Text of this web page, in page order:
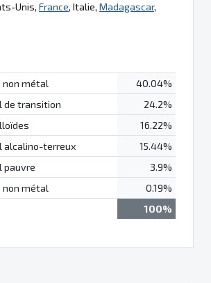
Unis, France, Italie, Madagascar,
non métal
40.04%
de transition
24.2%
16.22%
alcalino-terreux
15.44%
pauvre
3.9%
non métal
0.19%
100%